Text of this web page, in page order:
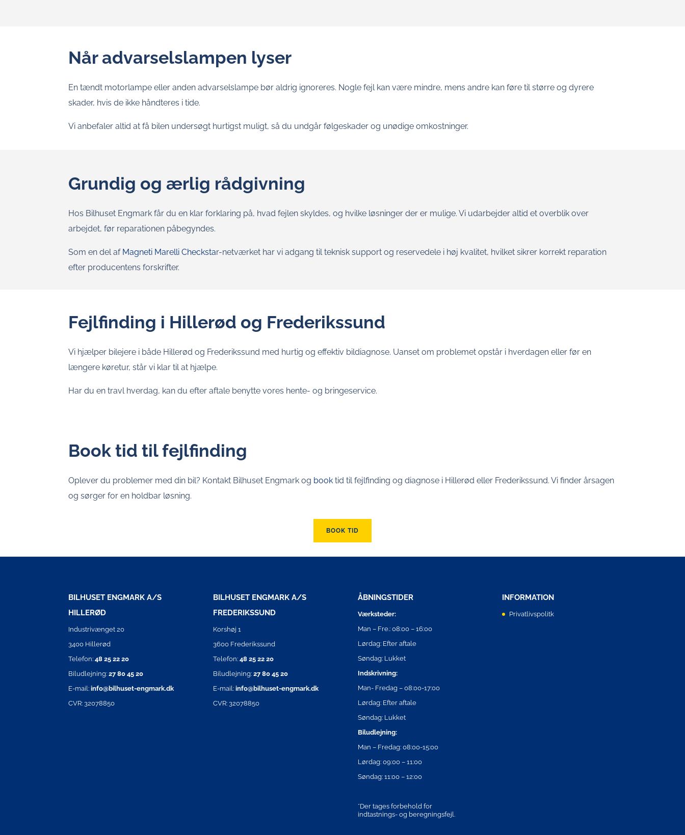
Når advarselslampen lyser
En tændt motorlampe eller anden advarselslampe bør aldrig ignoreres. Nogle fejl kan være mindre, mens andre kan føre til større og dyrere
skader, hvis de ikke håndteres i tide.
Vi anbefaler altid at få bilen undersøgt hurtigst muligt, så du undgår følgeskader og unødige omkostninger.
Grundig og ærlig rådgivning
Hos Bilhuset Engmark får du en klar forklaring på, hvad fejlen skyldes, og hvilke løsninger der er mulige. Vi udarbejder altid et overblik over
arbejdet, før reparationen påbegyndes.
Som en del af Magneti Marelli Checkstar-netværket har vi adgang til teknisk support og reservedele i høj kvalitet, hvilket sikrer korrekt reparation
efter producentens forskrifter.
Fejlfinding i Hillerød og Frederikssund
Vi hjælper bilejere i både Hillerød og Frederikssund med hurtig og effektiv bildiagnose. Uanset om problemet opstår i hverdagen eller før en
længere køretur, står vi klar til at hjælpe.
Har du en travl hverdag, kan du efter aftale benytte vores hente- og bringeservice.
Book tid til fejlfinding
Oplever du problemer med din bil? Kontakt Bilhuset Engmark og book tid til fejlfinding og diagnose i Hillerød eller Frederikssund. Vi finder årsagen
og sørger for en holdbar løsning.
BOOK TID
BILHUSET ENGMARK A/S
HILLERØD
Industrivænget 20
3400 Hillerød
Telefon:48 25 22 20
Biludlejning:27 80 45 20
E-mail:info@bilhuset-engmark.dk
CVR: 32078850
BILHUSET ENGMARK A/S
FREDERIKSSUND
Korshøj 1
3600 Frederikssund
Telefon: 48 25 22 20
Biludlejning: 27 80 45 20
E-mail: info@bilhuset-engmark.dk
CVR: 32078850
ÅBNINGSTIDER
Værksteder:
Man – Fre.: 08:00 – 16:00
Lørdag: Efter aftale
Søndag: Lukket
Indskrivning:
Man- Fredag – 08:00-17:00
Lørdag: Efter aftale
Søndag: Lukket
Biludlejning:
Man – Fredag: 08:00-15:00
Lørdag: 09:00 – 11:00
Søndag: 11:00 – 12:00
*Der tages forbehold for
indtastnings- og beregningsfejl.
INFORMATION
Privatlivspolitk